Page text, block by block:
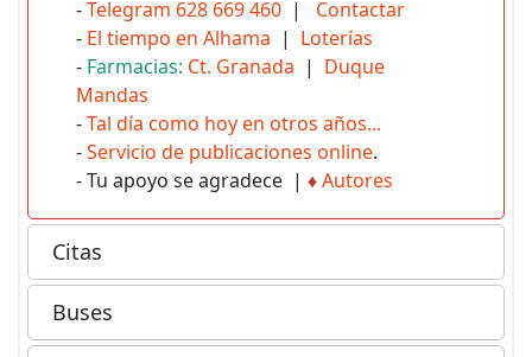
-Telegram 628 669 460 | Contactar
- El tiempo en Alhama | Loterías
- Farmacias: Ct. Granada | Duque
Mandas
-Tal día como hoy en otros años...
-Servicio de publicaciones online.
- Tu apoyo se agradece | ♦Autores
Citas
Buses